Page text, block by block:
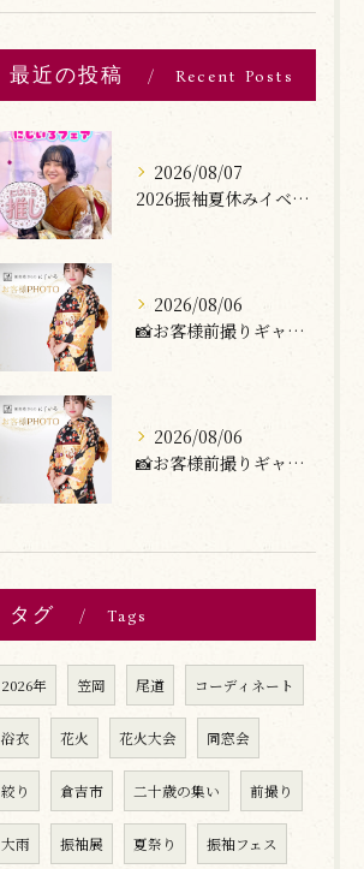
最近の投稿 Recent Posts
2026/08/07
2026振袖夏休みイベント開催🌺🐠
2026/08/06
📸お客様前撮りギャラリー
2026/08/06
📸お客様前撮りギャラリー
タグ Tags
2026年 笠岡 尾道 コーディネート
浴衣 花火 花火大会 同窓会
絞り 倉吉市 二十歳の集い 前撮り
大雨 振袖展 夏祭り 振袖フェス